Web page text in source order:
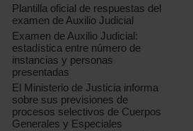
Plantilla oficial de respuestas del
examen de Auxilio Judicial
Examen de Auxilio Judicial:
estadística entre número de
instancias y personas
presentadas
El Ministerio de Justicia informa
sobre sus previsiones de
procesos selectivos de Cuerpos
Generales y Especiales